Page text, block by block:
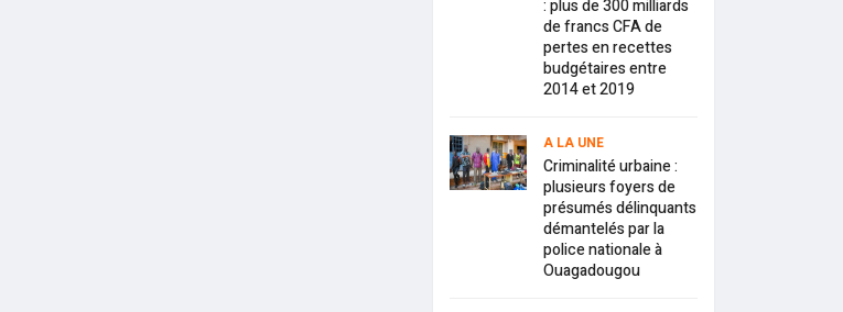
: plus de 300 milliards
de francs CFA de
pertes en recettes
budgétaires entre
2014 et 2019
A LA UNE
Criminalité urbaine :
plusieurs foyers de
présumés délinquants
démantelés par la
police nationale à
Ouagadougou